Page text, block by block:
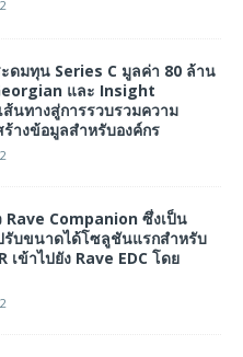
มทุน Series C มูลค่า 80 ล้าน
และ Insight
ส้นทางสู่การรวบรวมความ
างข้อมูลสำหรับองค์กร
Companion ซึ่งเป็น
บขนาดได้โซลูชันแรกสำหรับ
เข้าไปยัง Rave EDC โดย